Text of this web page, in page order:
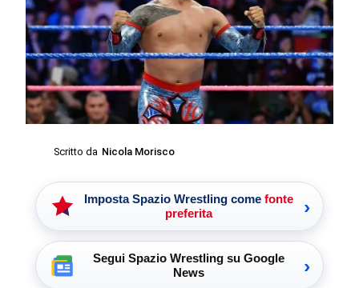
Scritto da Nicola Morisco
Imposta Spazio Wrestling come fonte
preferita
›
Segui Spazio Wrestling su Google
News
›